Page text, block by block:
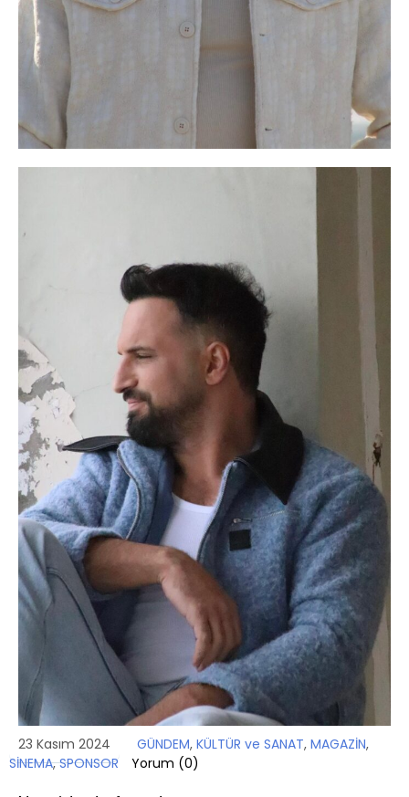
23 Kasım 2024 GÜNDEM, KÜLTÜR ve SANAT, MAGAZİN,
SİNEMA,SPONSOR Yorum (0)